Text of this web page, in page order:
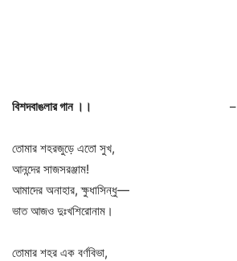
বিশদবাঙলার গান ।। –
তোমার শহরজুড়ে এতো সুখ,
আনন্দের সাজসরঞ্জাম!
আমাদের অনাহার, ক্ষুধাসিন্ধু—
ভাত আজও দুঃখশিরোনাম।
তোমার শহর এক বর্ণবিভা,